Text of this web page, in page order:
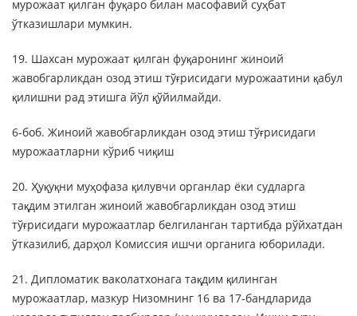
мурожаат қилган фуқаро билан масофавий суҳбат
ўтказишлари мумкин.
19. Шахсан мурожаат қилган фуқаронинг жиноий
жавобгарликдан озод этиш тўғрисидаги мурожаатини қабул
қилишни рад этишга йўл қўйилмайди.
6-боб. Жиноий жавобгарликдан озод этиш тўғрисидаги
мурожаатларни кўриб чиқиш
20. Ҳуқуқни муҳофаза қилувчи органлар ёки судларга
тақдим этилган жиноий жавобгарликдан озод этиш
тўғрисидаги мурожаатлар белгиланган тартибда рўйхатдан
ўтказилиб, дарҳол Комиссия ишчи органига юборилади.
21. Дипломатик ваколатхонага тақдим қилинган
мурожаатлар, мазкур Низомнинг 16 ва 17-бандларида